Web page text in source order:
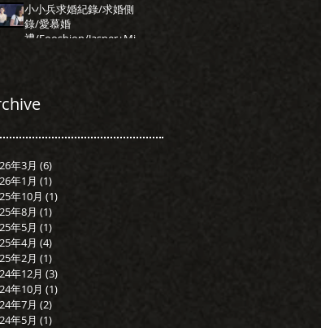
小小兵求婚紀錄/求婚側
錄/愛慕婚
禮/Fooshion/Jasper+Mish
年3月 (6)
年1月 (1)
年10月 (1)
年8月 (1)
年5月 (1)
年4月 (4)
年2月 (1)
年12月 (3)
年10月 (1)
年7月 (2)
年5月 (1)